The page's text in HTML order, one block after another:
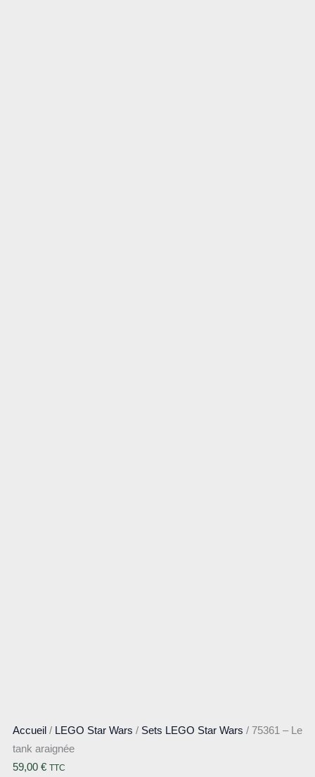
Accueil / LEGO Star Wars / Sets LEGO Star Wars / 75361 – Le
tank araignée
59,00 € TTC